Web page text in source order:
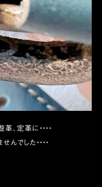
定革に・・・・
でした・・・・